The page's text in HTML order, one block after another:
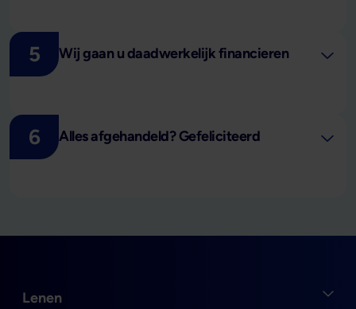
5 Wij gaan u daadwerkelijk financieren
6 Alles afgehandeld? Gefeliciteerd
Open
Lenen